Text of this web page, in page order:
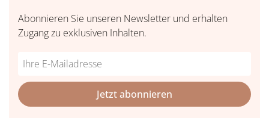
Abonnieren Sie unseren Newsletter und erhalten
Zugang zu exklusiven Inhalten.
Do
fill
this
*Ihre
Mailadresse:
Jetzt abonnieren